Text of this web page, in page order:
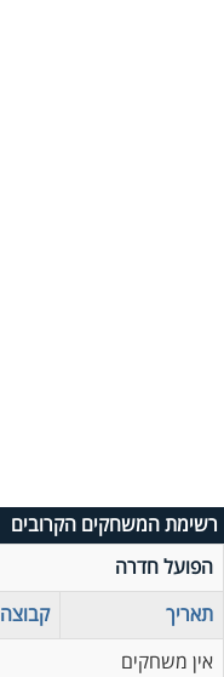
רשימת המשחקים הקרובים
הפועל חדרה
תאריך
קבוצה
אין משחקים